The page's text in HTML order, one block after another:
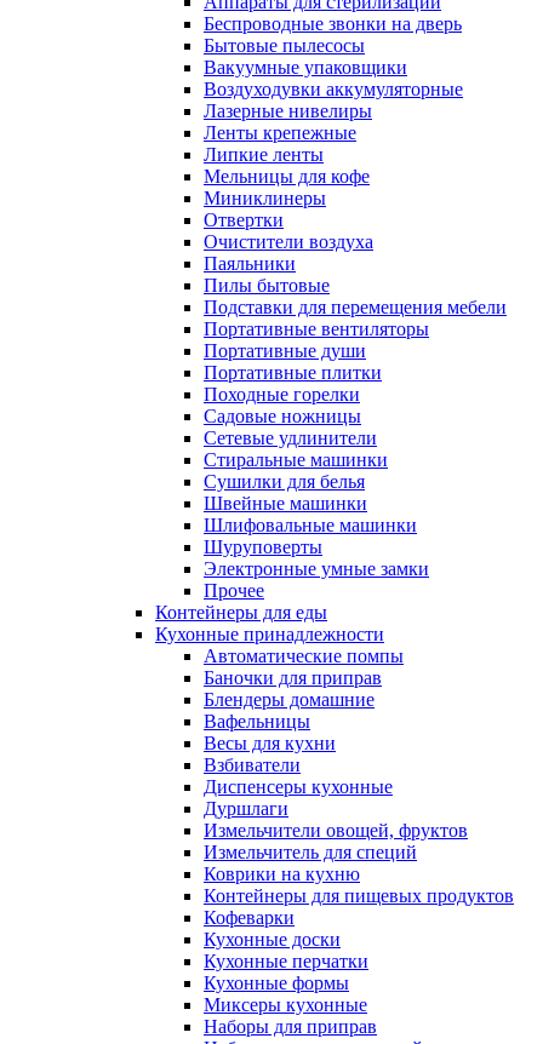
Беспроводные звонки на дверь
Бытовые пылесосы
Вакуумные упаковщики
Воздуходувки аккумуляторные
Лазерные нивелиры
Ленты крепежные
Липкие ленты
Мельницы для кофе
Миниклинеры
Отвертки
Очистители воздуха
Паяльники
Пилы бытовые
Подставки для перемещения мебели
Портативные вентиляторы
Портативные души
Портативные плитки
Походные горелки
Садовые ножницы
Сетевые удлинители
Стиральные машинки
Сушилки для белья
Швейные машинки
Шлифовальные машинки
Шуруповерты
Электронные умные замки
Прочее
Контейнеры для еды
Кухонные принадлежности
Автоматические помпы
Баночки для приправ
Блендеры домашние
Вафельницы
Весы для кухни
Взбиватели
Диспенсеры кухонные
Дуршлаги
Измельчители овощей, фруктов
Измельчитель для специй
Коврики на кухню
Контейнеры для пищевых продуктов
Кофеварки
Кухонные доски
Кухонные перчатки
Кухонные формы
Миксеры кухонные
Наборы для приправ